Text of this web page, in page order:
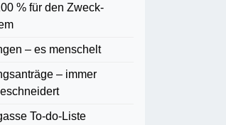
% für den Zweck-
– es menschelt
– immer
To-do-Liste